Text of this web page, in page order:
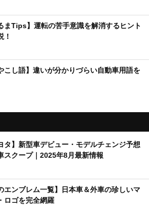
まTips】運転の苦手意識を解消するヒント
！
こし語】違いが分かりづらい自動車用語を
タ】新型車デビュー・モデルチェンジ予想
スクープ｜2025年8月最新情報
エンブレム一覧】日本車＆外車の珍しいマ
ロゴを完全網羅